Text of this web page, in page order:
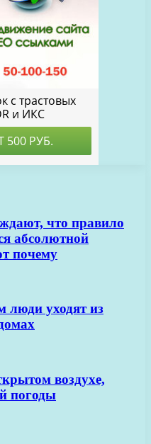
что правило
абсолютной
почему
люди уходят из
воздухе,
погоды